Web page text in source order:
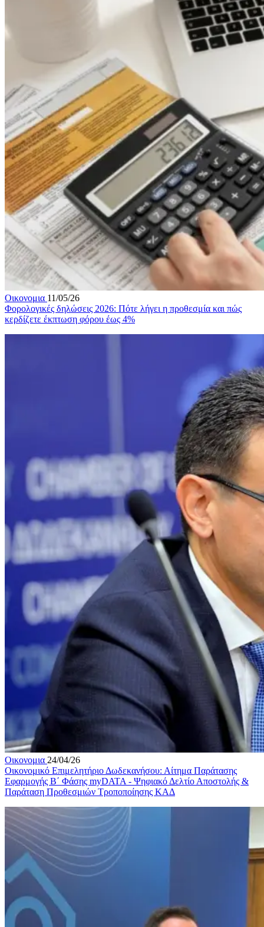
Οικονομια 11/05/26
Φορολογικές δηλώσεις 2026: Πότε λήγει η προθεσμία και πώς
κερδίζετε έκπτωση φόρου έως 4%
Οικονομια 24/04/26
Οικονομικό Επιμελητήριο Δωδεκανήσου: Αίτημα Παράτασης
Εφαρμογής Β΄ Φάσης myDATA - Ψηφιακό Δελτίο Αποστολής &
Παράταση Προθεσμιών Τροποποίησης ΚΑΔ